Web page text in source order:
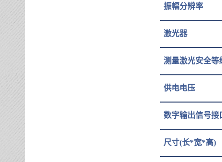
振幅分辨率
激光器
测量激光安全等
供电电压
数字输出信号接
尺寸(长*宽*高)